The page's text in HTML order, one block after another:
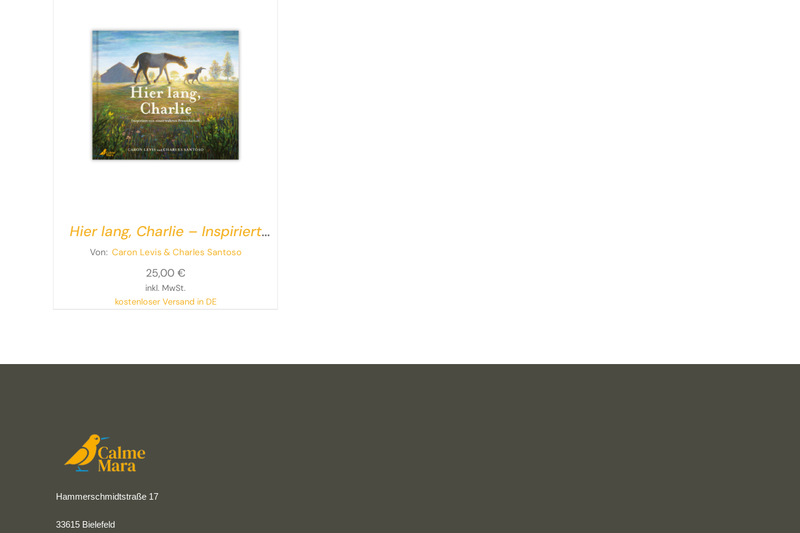
Hier lang, Charlie – Inspiriert
von einer wahren Freundschaft
Von: Caron Levis & Charles Santoso
25,00 €
inkl. MwSt.
kostenloser Versand in DE
Hammerschmidtstraße 17
33615 Bielefeld